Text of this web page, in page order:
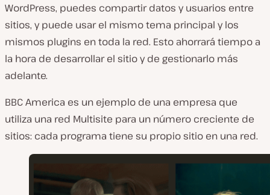
WordPress, puedes compartir datos y usuarios entre
sitios, y puede usar el mismo tema principal y los
mismos plugins en toda la red. Esto ahorrará tiempo a
la hora de desarrollar el sitio y de gestionarlo más
adelante.
BBC America es un ejemplo de una empresa que
utiliza una red Multisite para un número creciente de
sitios: cada programa tiene su propio sitio en una red.